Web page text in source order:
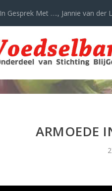
In Gesprek Met …., Jannie van der
ARMOEDE